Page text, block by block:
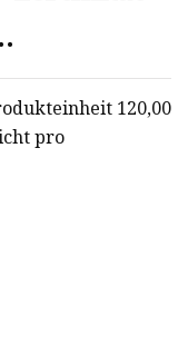
120,00
pro